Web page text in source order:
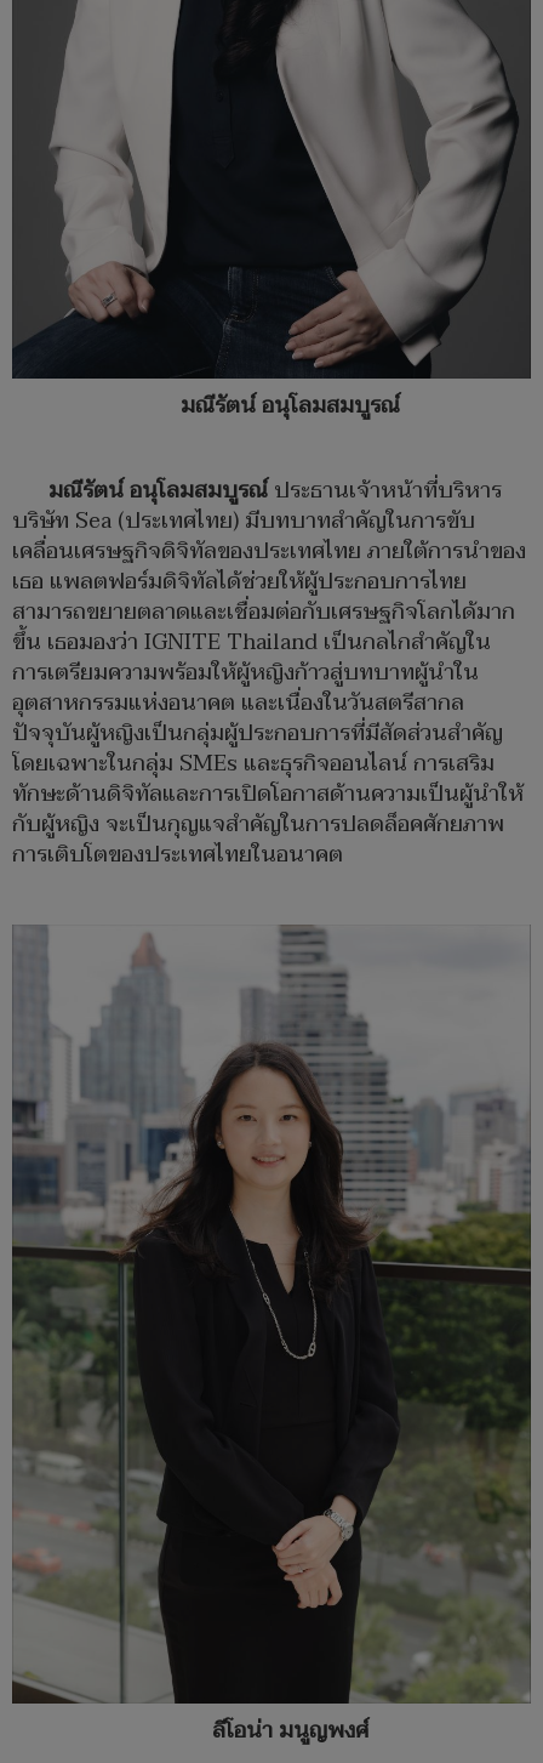
มณีรัตน์ อนุโลมสมบูรณ์
มณีรัตน์ อนุโลมสมบูรณ์ประธานเจ้าหน้าที่บริหาร
บริษัท Sea (ประเทศไทย) มีบทบาทสำคัญในการขับ
เคลื่อนเศรษฐกิจดิจิทัลของประเทศไทย ภายใต้การนำของ
เธอ แพลตฟอร์มดิจิทัลได้ช่วยให้ผู้ประกอบการไทย
สามารถขยายตลาดและเชื่อมต่อกับเศรษฐกิจโลกได้มาก
ขึ้น เธอมองว่า IGNITE Thailand เป็นกลไกสำคัญใน
การเตรียมความพร้อมให้ผู้หญิงก้าวสู่บทบาทผู้นำใน
อุตสาหกรรมแห่งอนาคต และเนื่องในวันสตรีสากล
ปัจจุบันผู้หญิงเป็นกลุ่มผู้ประกอบการที่มีสัดส่วนสำคัญ
โดยเฉพาะในกลุ่ม SMEs และธุรกิจออนไลน์ การเสริม
ทักษะด้านดิจิทัลและการเปิดโอกาสด้านความเป็นผู้นำให้
กับผู้หญิง จะเป็นกุญแจสำคัญในการปลดล็อคศักยภาพ
การเติบโตของประเทศไทยในอนาคต
ลีโอน่า มนูญพงศ์